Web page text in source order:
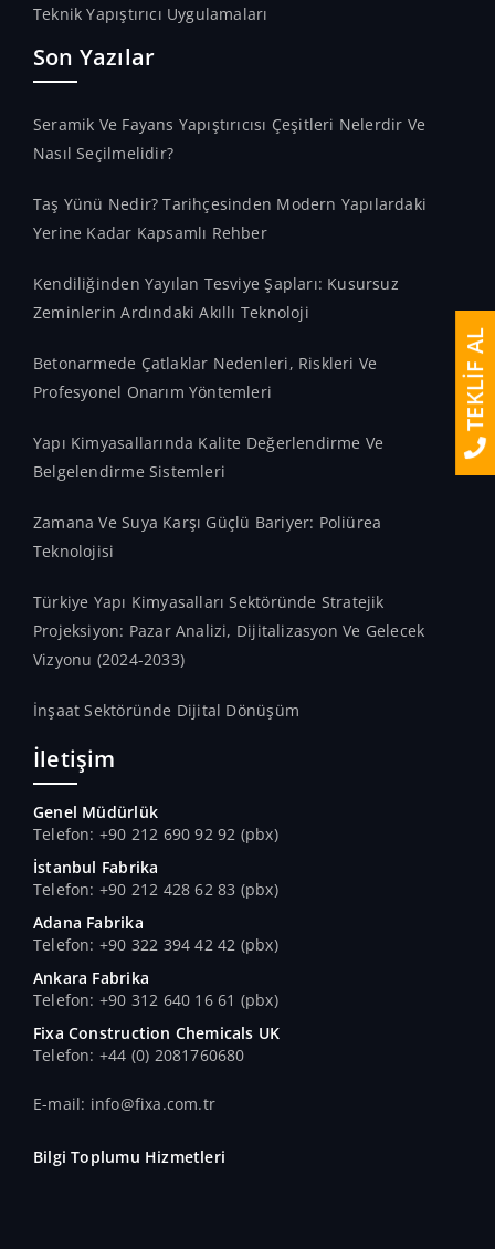
Teknik Yapıştırıcı Uygulamaları
Son Yazılar
Seramik Ve Fayans Yapıştırıcısı Çeşitleri Nelerdir Ve
Nasıl Seçilmelidir?
Taş Yünü Nedir? Tarihçesinden Modern Yapılardaki
Yerine Kadar Kapsamlı Rehber
Kendiliğinden Yayılan Tesviye Şapları: Kusursuz
Zeminlerin Ardındaki Akıllı Teknoloji
Betonarmede Çatlaklar Nedenleri, Riskleri Ve
Profesyonel Onarım Yöntemleri
Yapı Kimyasallarında Kalite Değerlendirme Ve
Belgelendirme Sistemleri
Zamana Ve Suya Karşı Güçlü Bariyer: Poliürea
Teknolojisi
Türkiye Yapı Kimyasalları Sektöründe Stratejik
Projeksiyon: Pazar Analizi, Dijitalizasyon Ve Gelecek
Vizyonu (2024-2033)
İnşaat Sektöründe Dijital Dönüşüm
İletişim
Genel Müdürlük
Telefon: +90 212 690 92 92 (pbx)
İstanbul Fabrika
Telefon: +90 212 428 62 83 (pbx)
Adana Fabrika
Telefon: +90 322 394 42 42 (pbx)
Ankara Fabrika
Telefon: +90 312 640 16 61 (pbx)
Fixa Construction Chemicals UK
Telefon: +44 (0) 2081760680
E-mail: info@fixa.com.tr
Bilgi Toplumu Hizmetleri
TEKLİF AL